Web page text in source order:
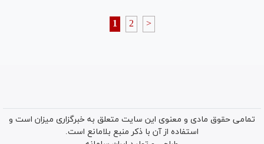
1 2 >
تمامی حقوق مادی و معنوی این سایت متعلق به خبرگزاری میزان است و
استفاده از آن با ذکر منبع بلامانع است.